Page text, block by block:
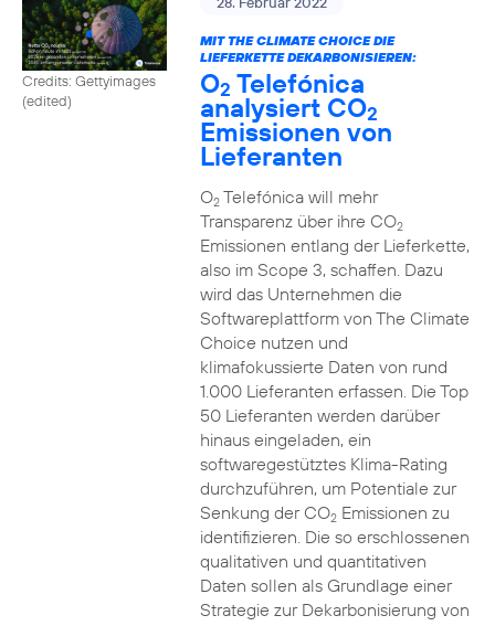
Credits: Gettyimages
(edited)
MIT THE CLIMATE CHOICE DIE
LIEFERKETTE DEKARBONISIEREN:
O2 Telefónica
analysiert CO2
Emissionen von
Lieferanten
O2Telefónica will mehr
Transparenz über ihre CO2
Emissionen entlang der Lieferkette,
also im Scope 3, schaffen. Dazu
wird das Unternehmen die
Softwareplattform von The Climate
Choice nutzen und
klimafokussierte Daten von rund
1.000 Lieferanten erfassen. Die Top
50 Lieferanten werden darüber
hinaus eingeladen, ein
softwaregestütztes Klima-Rating
durchzuführen, um Potentiale zur
Senkung der CO2Emissionen zu
identifizieren. Die so erschlossenen
qualitativen und quantitativen
Daten sollen als Grundlage einer
Strategie zur Dekarbonisierung von